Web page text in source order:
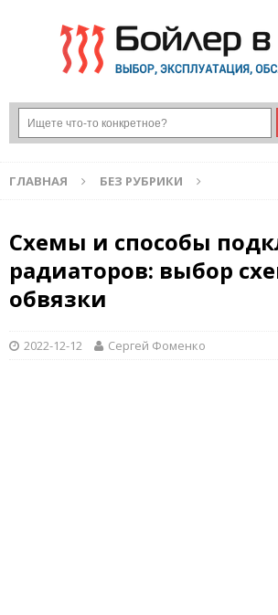
ГЛАВНАЯ БЕЗ РУБРИКИ
Схемы и способы
радиаторов: выбор
обвязки
2022-12-12 Сергей Фоменко